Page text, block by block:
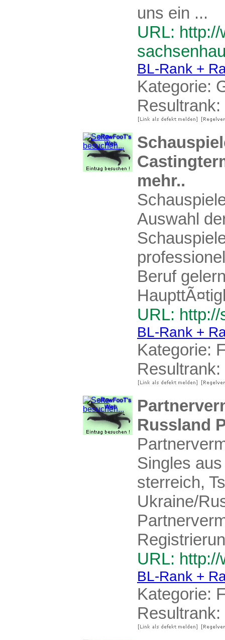
uns ein ...
URL:
BL-Rank +
Kategorie:
Resultrank:
mehr..
Auswahl
Beruf
URL:
BL-Rank +
Kategorie:
Resultrank:
Russland
Singles
sterreich,
Ukraine/
URL:
BL-Rank +
Kategorie:
Resultrank: